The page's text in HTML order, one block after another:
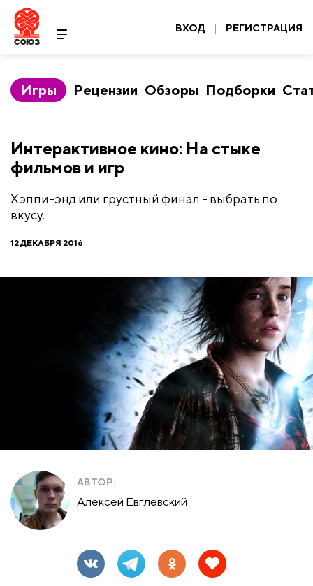
ВХОД | РЕГИСТРАЦИЯ
Игры Рецензии Обзоры Подборки
Интерактивное кино: На стыке
фильмов и игр
Хэппи-энд или грустный финал - выбрать по
вкусу.
12 ДЕКАБРЯ 2016
АВТОР:
Алексей Евглевский